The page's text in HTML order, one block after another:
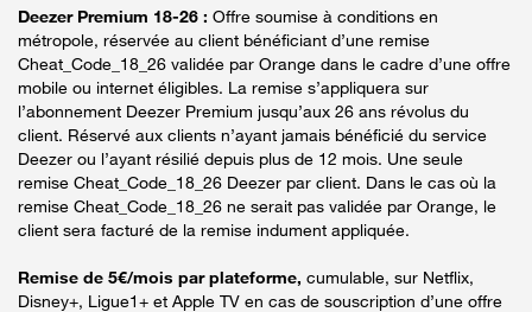
Deezer Premium 18-26 : Offre soumise à conditions en
métropole, réservée au client bénéficiant d’une remise
Cheat_Code_18_26 validée par Orange dans le cadre d’une offre
mobile ou internet éligibles. La remise s’appliquera sur
l’abonnement Deezer Premium jusqu’aux 26 ans révolus du
client. Réservé aux clients n’ayant jamais bénéficié du service
Deezer ou l’ayant résilié depuis plus de 12 mois. Une seule
remise Cheat_Code_18_26 Deezer par client. Dans le cas où la
remise Cheat_Code_18_26 ne serait pas validée par Orange, le
client sera facturé de la remise indument appliquée.
Remise de 5€/mois par plateforme, cumulable, sur Netflix,
Disney+, Ligue1+ et Apple TV en cas de souscription d’une offre